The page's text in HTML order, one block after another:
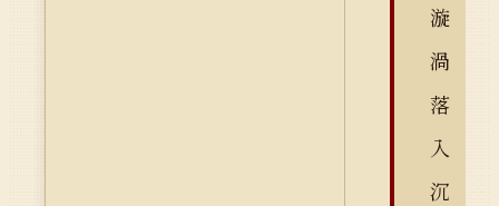
漩
渦
落
入
沉